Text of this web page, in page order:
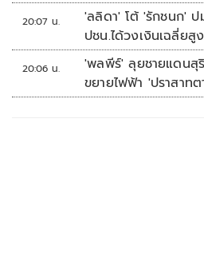
20:07 น.
'ลลิดา' โต้ 'รักชนก'
ปชน.ได้วงเงินเฉลี่ยสู
20:06 น.
'พลพีร์' ลุยชายแดนสุ
ขยายไฟฟ้า 'ปราสาท